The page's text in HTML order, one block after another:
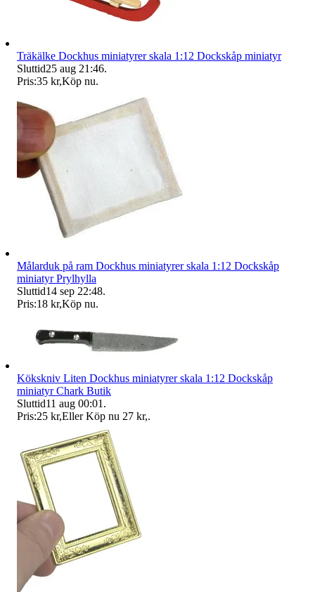
Träkälke Dockhus miniatyrer skala 1:12 Dockskåp miniatyr
Sluttid25 aug 21:46.
Pris:35 kr,Köp nu.
Målarduk på ram Dockhus miniatyrer skala 1:12 Dockskåp
miniatyr Prylhylla
Sluttid14 sep 22:48.
Pris:18 kr,Köp nu.
Kökskniv Liten Dockhus miniatyrer skala 1:12 Dockskåp
miniatyr Chark Butik
Sluttid11 aug 00:01 .
Pris:25 kr,Eller Köp nu 27 kr,.